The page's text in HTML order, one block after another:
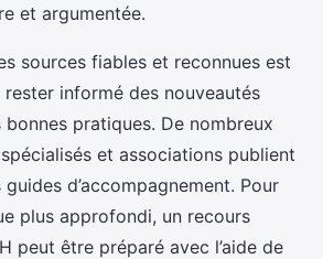
et argumentée.
sources fiables et reconnues est
informé des nouveautés
pratiques. De nombreux
et associations publient
d’accompagnement. Pour
plus approfondi, un recours
peut être préparé avec l’aide de